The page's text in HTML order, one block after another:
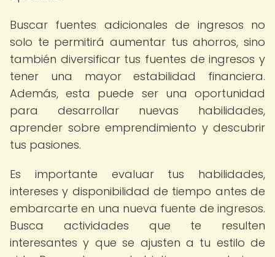
Buscar fuentes adicionales de ingresos no
solo te permitirá aumentar tus ahorros, sino
también diversificar tus fuentes de ingresos y
tener una mayor estabilidad financiera.
Además, esta puede ser una oportunidad
para desarrollar nuevas habilidades,
aprender sobre emprendimiento y descubrir
tus pasiones.
Es importante evaluar tus habilidades,
intereses y disponibilidad de tiempo antes de
embarcarte en una nueva fuente de ingresos.
Busca actividades que te resulten
interesantes y que se ajusten a tu estilo de